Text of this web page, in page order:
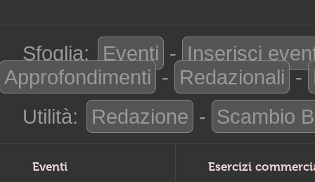
Sfoglia: Eventi - Inserisci
Approfondimenti - Redazionali -
Utilità:
Redazione - Scambio
Eventi Esercizi